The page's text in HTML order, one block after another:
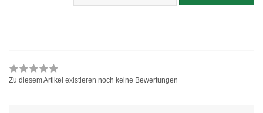
Zu diesem Artikel existieren noch keine Bewertungen